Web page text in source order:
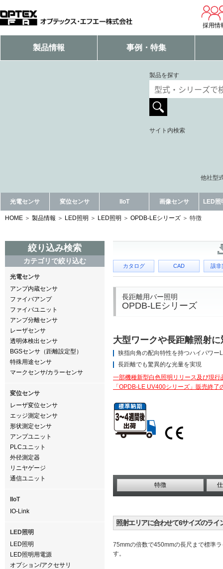
採用情
製品情報 事例・特集
製品を探す
サイト内検索
他社型
光電センサ 変位センサ IIoT 画像センサ LED照
HOME 製品情報 LED照明 LED照明 OPDB-LEシリーズ 特徴
絞り込み検索
カテゴリで絞り込む
光電センサ
アンプ内蔵センサ
ファイバアンプ
ファイバユニット
アンプ分離センサ
レーザセンサ
透明体検出センサ
BGSセンサ（距離設定型）
特殊用途センサ
マークセンサ/カラーセンサ
変位センサ
レーザ変位センサ
エッジ測定センサ
形状測定センサ
アンプユニット
PLCユニット
外径測定器
リニヤゲージ
通信ユニット
IIoT
IO-Link
LED照明
LED照明
LED照明用電源
オプション/アクセサリ
カタログ CAD 該非
長距離用バー照明
OPDB-LEシリーズ
大型ワークや長距離照射に
狭指向角の配向特性を持つハイパワー
長距離でも驚異的な光量を実現
一部機種新型白色照明リリース及び現行
「OPDB-LE UV400シリーズ」販売終了
特徴
照射エリアに合わせて6サイズのライ
75mmの倍数で450mmの長尺まで標準
す。